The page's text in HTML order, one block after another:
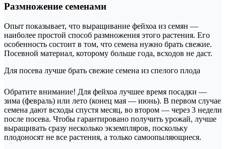
Размножение семенами
Опыт показывает, что выращивание фейхоа из семян —
наиболее простой способ размножения этого растения. Его
особенность состоит в том, что семена нужно брать свежие.
Посевной материал, которому больше года, всходов не даст.
Для посева лучше брать свежие семена из спелого плода
Обратите внимание! Для фейхоа лучшее время посадки —
зима (февраль) или лето (конец мая — июнь). В первом случае
семена дают всходы спустя месяц, во втором — через 3 недели
после посева. Чтобы гарантировано получить урожай, лучше
выращивать сразу несколько экземпляров, поскольку
плодоносят не все растения, а только самоопыляющиеся.